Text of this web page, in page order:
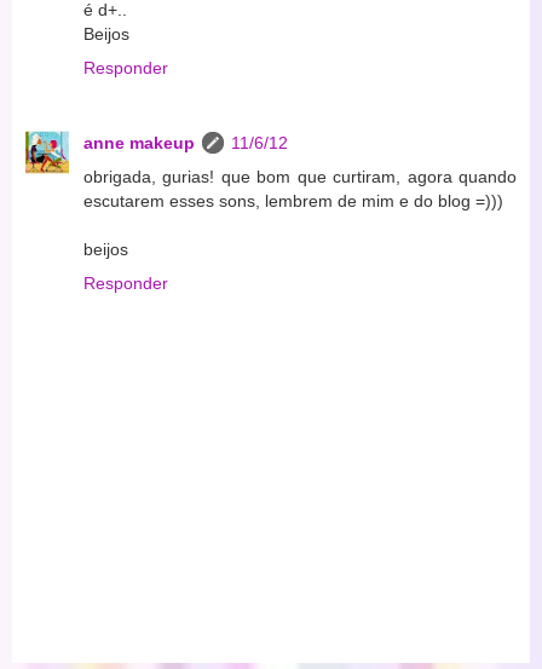
é d+..
Beijos
Responder
anne makeup
11/6/12
obrigada, gurias! que bom que curtiram, agora quando
escutarem esses sons, lembrem de mim e do blog =)))
beijos
Responder